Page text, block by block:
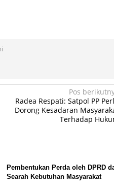
Pos
Radea Respati: Satpol PP
Dorong Kesadaran
Terhadap
Pembentukan Perda oleh DPRD
Searah Kebutuhan Masyarakat